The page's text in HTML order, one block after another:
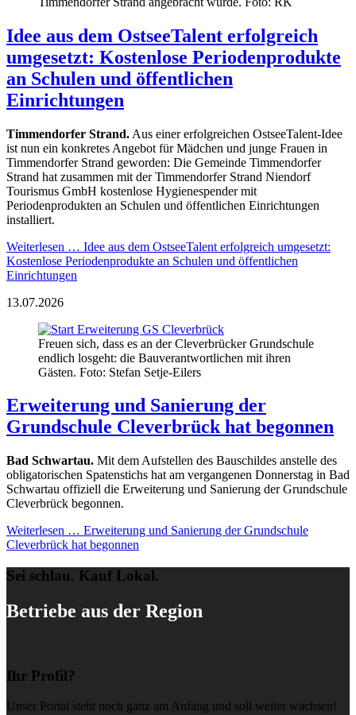
Idee aus dem OstseeTalent erfolgreich
umgesetzt: Kostenlose Periodenprodukte
an Schulen und öffentlichen
Einrichtungen
Timmendorfer Strand. Aus einer erfolgreichen OstseeTalent-Idee
ist nun ein konkretes Angebot für Mädchen und junge Frauen in
Timmendorfer Strand geworden: Die Gemeinde Timmendorfer
Strand hat zusammen mit der Timmendorfer Strand Niendorf
Tourismus GmbH kostenlose Hygienespender mit
Periodenprodukten an Schulen und öffentlichen Einrichtungen
installiert.
Weiterlesen … Idee aus dem OstseeTalent erfolgreich umgesetzt:
Kostenlose Periodenprodukte an Schulen und öffentlichen
Einrichtungen
13.07.2026
Freuen sich, dass es an der Cleverbrücker Grundschule
endlich losgeht: die Bauverantwortlichen mit ihren
Gästen. Foto: Stefan Setje-Eilers
Erweiterung und Sanierung der
Grundschule Cleverbrück hat begonnen
Bad Schwartau. Mit dem Aufstellen des Bauschildes anstelle des
obligatorischen Spatenstichs hat am vergangenen Donnerstag in Bad
Schwartau offiziell die Erweiterung und Sanierung der Grundschule
Cleverbrück begonnen.
Weiterlesen … Erweiterung und Sanierung der Grundschule
Cleverbrück hat begonnen
Sei schlau. Kauf Lokal.
Betriebe aus der Region
Ihr Profil?
Unser Portal steht noch ganz am Anfang und soll weiter wachsen!